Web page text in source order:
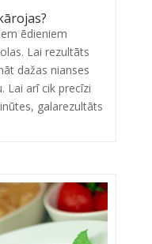
ēdieniem
Lai rezultāts
dažas nianses
Lai arī cik precīzi
galarezultāts